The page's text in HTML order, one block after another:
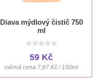
Diava mýdlový čistič 750
ml
59 Kč
měrná cena 7,87 Kč / 100ml